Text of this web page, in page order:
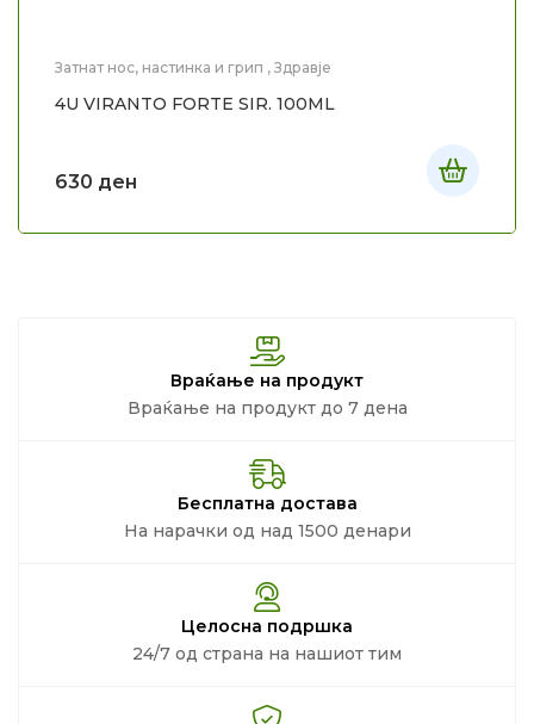
Затнат нос, настинка и грип , Здравје
4U VIRANTO FORTE SIR. 100ML
630 ден
Враќање на продукт
Враќање на продукт до 7 дена
Бесплатна достава
На нарачки од над 1500 денари
Целосна подршка
24/7 од страна на нашиот тим